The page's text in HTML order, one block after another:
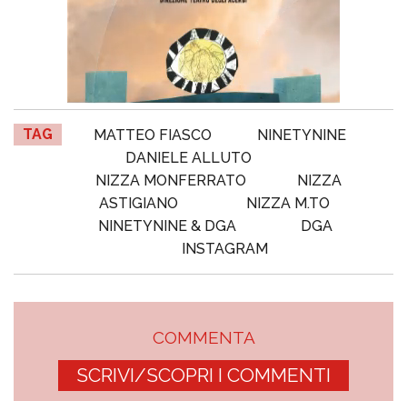
TAG MATTEO FIASCO
NINETYNINE
DANIELE ALLUTO
NIZZA MONFERRATO
NIZZA
ASTIGIANO
NIZZA M.TO
NINETYNINE & DGA
DGA
INSTAGRAM
COMMENTA
SCRIVI/SCOPRI I COMMENTI